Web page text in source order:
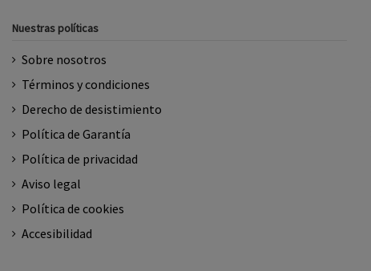
Nuestras políticas
Sobre nosotros
Términos y condiciones
Derecho de desistimiento
Política de Garantía
Política de privacidad
Aviso legal
Política de cookies
Accesibilidad